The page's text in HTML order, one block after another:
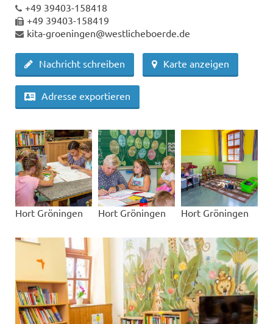
+49 39403-158418
+49 39403-158419
kita-groeningen@westlicheboerde.de
Nachricht schreiben Karte anzeigen
Adresse exportieren
Hort Gröningen Hort Gröningen Hort Gröningen